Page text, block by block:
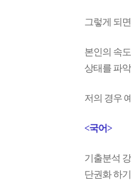
그렇게 되
본인의 속
상태를 파
저의 경우
<국어>
기출분석
단권화 하기